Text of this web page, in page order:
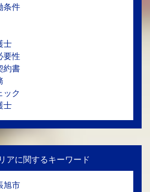
条件
士
要性
約書
ック
士
アに関するキーワード
旭市